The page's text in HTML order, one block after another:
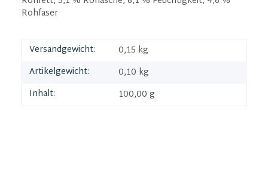
Rohfaser
Versandgewicht:
0,15 kg
Artikelgewicht:
0,10 kg
Inhalt:
100,00 g